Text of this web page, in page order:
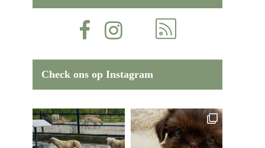
Check ons op Instagram